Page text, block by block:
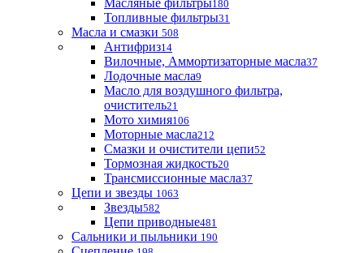
Масляные фильтры180
Топливные фильтры31
Масла и смазки 508
Антифриз14
Вилочные, Аммортизаторные масла37
Лодочные масла9
Масло для воздушного фильтра,
очиститель21
Мото химия106
Моторные масла212
Смазки и очистители цепи52
Тормозная жидкость20
Трансмиссионные масла37
Цепи и звезды 1063
Звезды582
Цепи приводные481
Сальники и пыльники 190